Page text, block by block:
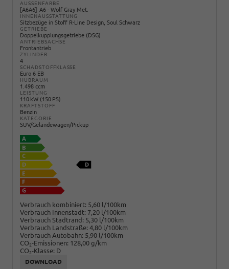
AUSSENFARBE
A6A6 A6 - Wolf Gray Met.
INNENAUSSTATTUNG
Sitzbezüge in Stoff R-Line Design, Soul Schwarz
GETRIEBE
Doppelkupplungsgetriebe (DSG)
ANTRIEBSACHSE
Frontantrieb
ZYLINDER
4
SCHADSTOFFKLASSE
Euro 6 EB
HUBRAUM
1.498 ccm
LEISTUNG
110 kW (150 PS)
KRAFTSTOFF
Benzin
KATEGORIE
SUV/Geländewagen/Pickup
Verbrauch kombiniert: 5,60 l/100km
Verbrauch Innenstadt: 7,20 l/100km
Verbrauch Stadtrand: 5,30 l/100km
Verbrauch Landstraße: 4,80 l/100km
Verbrauch Autobahn: 5,90 l/100km
CO2-Emissionen: 128,00 g/km
CO2-Klasse: D
DOWNLOAD